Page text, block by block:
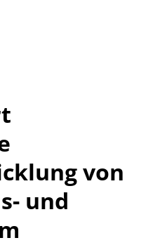
von
und